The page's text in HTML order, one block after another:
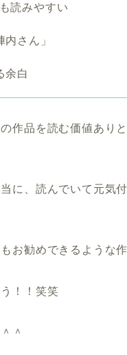
読みやすい
さん」
余白
作品を読む価値あり
に、読んでいて元気
お勧めできるような作
！！笑笑
＾